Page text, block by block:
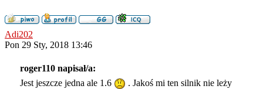
Adi202
Pon 29 Sty, 2018 13:46
roger110 napisał/a:
Jest jeszcze jedna ale 1.6
. Jakoś mi ten silnik nie leży